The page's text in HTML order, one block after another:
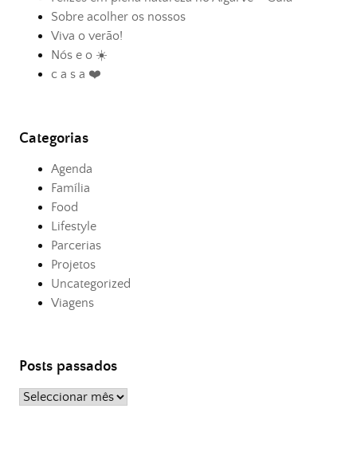
Sobre acolher os nossos
Viva o verão!
Nós e o ☀️
c a s a ❤️
Categorias
Agenda
Família
Food
Lifestyle
Parcerias
Projetos
Uncategorized
Viagens
Posts passados
Posts